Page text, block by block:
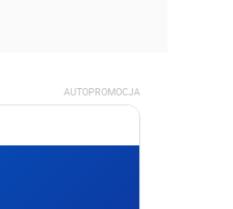
AUTOPROMOCJA